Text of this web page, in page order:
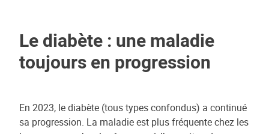
Le diabète : une maladie
toujours en progression
En 2023, le diabète (tous types confondus) a continué
sa progression. La maladie est plus fréquente chez les